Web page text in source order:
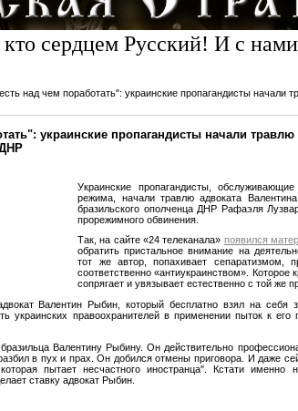
сердцем Русский! И с нами
над чем поработать": украинские пропагандисты начали
украинские пропагандисты начали
Украинские пропагандисты,
режима, начали травлю адвоката
бразильского ополченца ДНР Рафаэля
прорежимного обвинения.
Так, на сайте «24 телеканала» появился
обратить пристальное внимание на
тот же автор, попахивает сепаратизмом,
соответственно «антиукраинством».
сопрягает и увязывает естественно с той же
Валентин Рыбин, который бесплатно взял на себя
украинских правоохранителей в применении пыток к
Валентину Рыбину. Он действительно
в пух и прах. Он добился отмены приговора. И даже
пытает несчастного иностранца". Кстати именно
ставку адвокат Рыбин.